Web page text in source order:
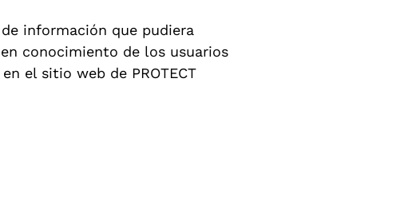
de información que pudiera
conocimiento de los usuarios
el sitio web de PROTECT